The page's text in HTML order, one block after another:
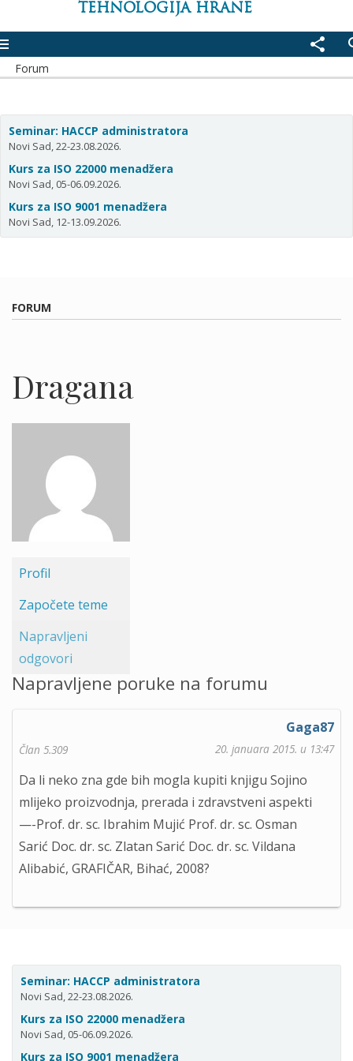
TEHNOLOGIJA HRANE
share
Forum
Seminar: HACCP administratora
Novi Sad, 22-23.08.2026.
Kurs za ISO 22000 menadžera
Novi Sad, 05-06.09.2026.
Kurs za ISO 9001 menadžera
Novi Sad, 12-13.09.2026.
FORUM
Dragana
Profil
Započete teme
Napravljeni
odgovori
Napravljene poruke na forumu
Gaga87
Član 5.309 20. januara 2015. u 13:47
Da li neko zna gde bih mogla kupiti knjigu Sojino
mlijeko proizvodnja, prerada i zdravstveni aspekti
—-Prof. dr. sc. Ibrahim Mujić Prof. dr. sc. Osman
Sarić Doc. dr. sc. Zlatan Sarić Doc. dr. sc. Vildana
Alibabić, GRAFIČAR, Bihać, 2008?
Seminar: HACCP administratora
Novi Sad, 22-23.08.2026.
Kurs za ISO 22000 menadžera
Novi Sad, 05-06.09.2026.
Kurs za ISO 9001 menadžera